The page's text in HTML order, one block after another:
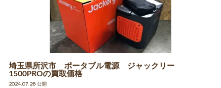
埼玉県所沢市 ポータブル電源 ジャックリー
1500PROの買取価格
2024.07.26 公開